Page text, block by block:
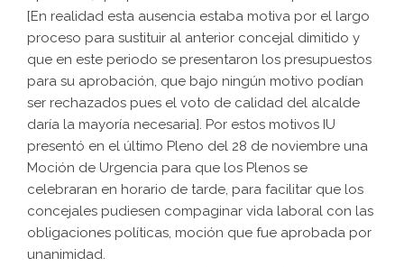
[En realidad esta ausencia estaba motiva por el largo
proceso para sustituir al anterior concejal dimitido y
que en este periodo se presentaron los presupuestos
para su aprobación, que bajo ningún motivo podían
ser rechazados pues el voto de calidad del alcalde
daría la mayoría necesaria]. Por estos motivos IU
presentó en el último Pleno del 28 de noviembre una
Moción de Urgencia para que los Plenos se
celebraran en horario de tarde, para facilitar que los
concejales pudiesen compaginar vida laboral con las
obligaciones políticas, moción que fue aprobada por
unanimidad.